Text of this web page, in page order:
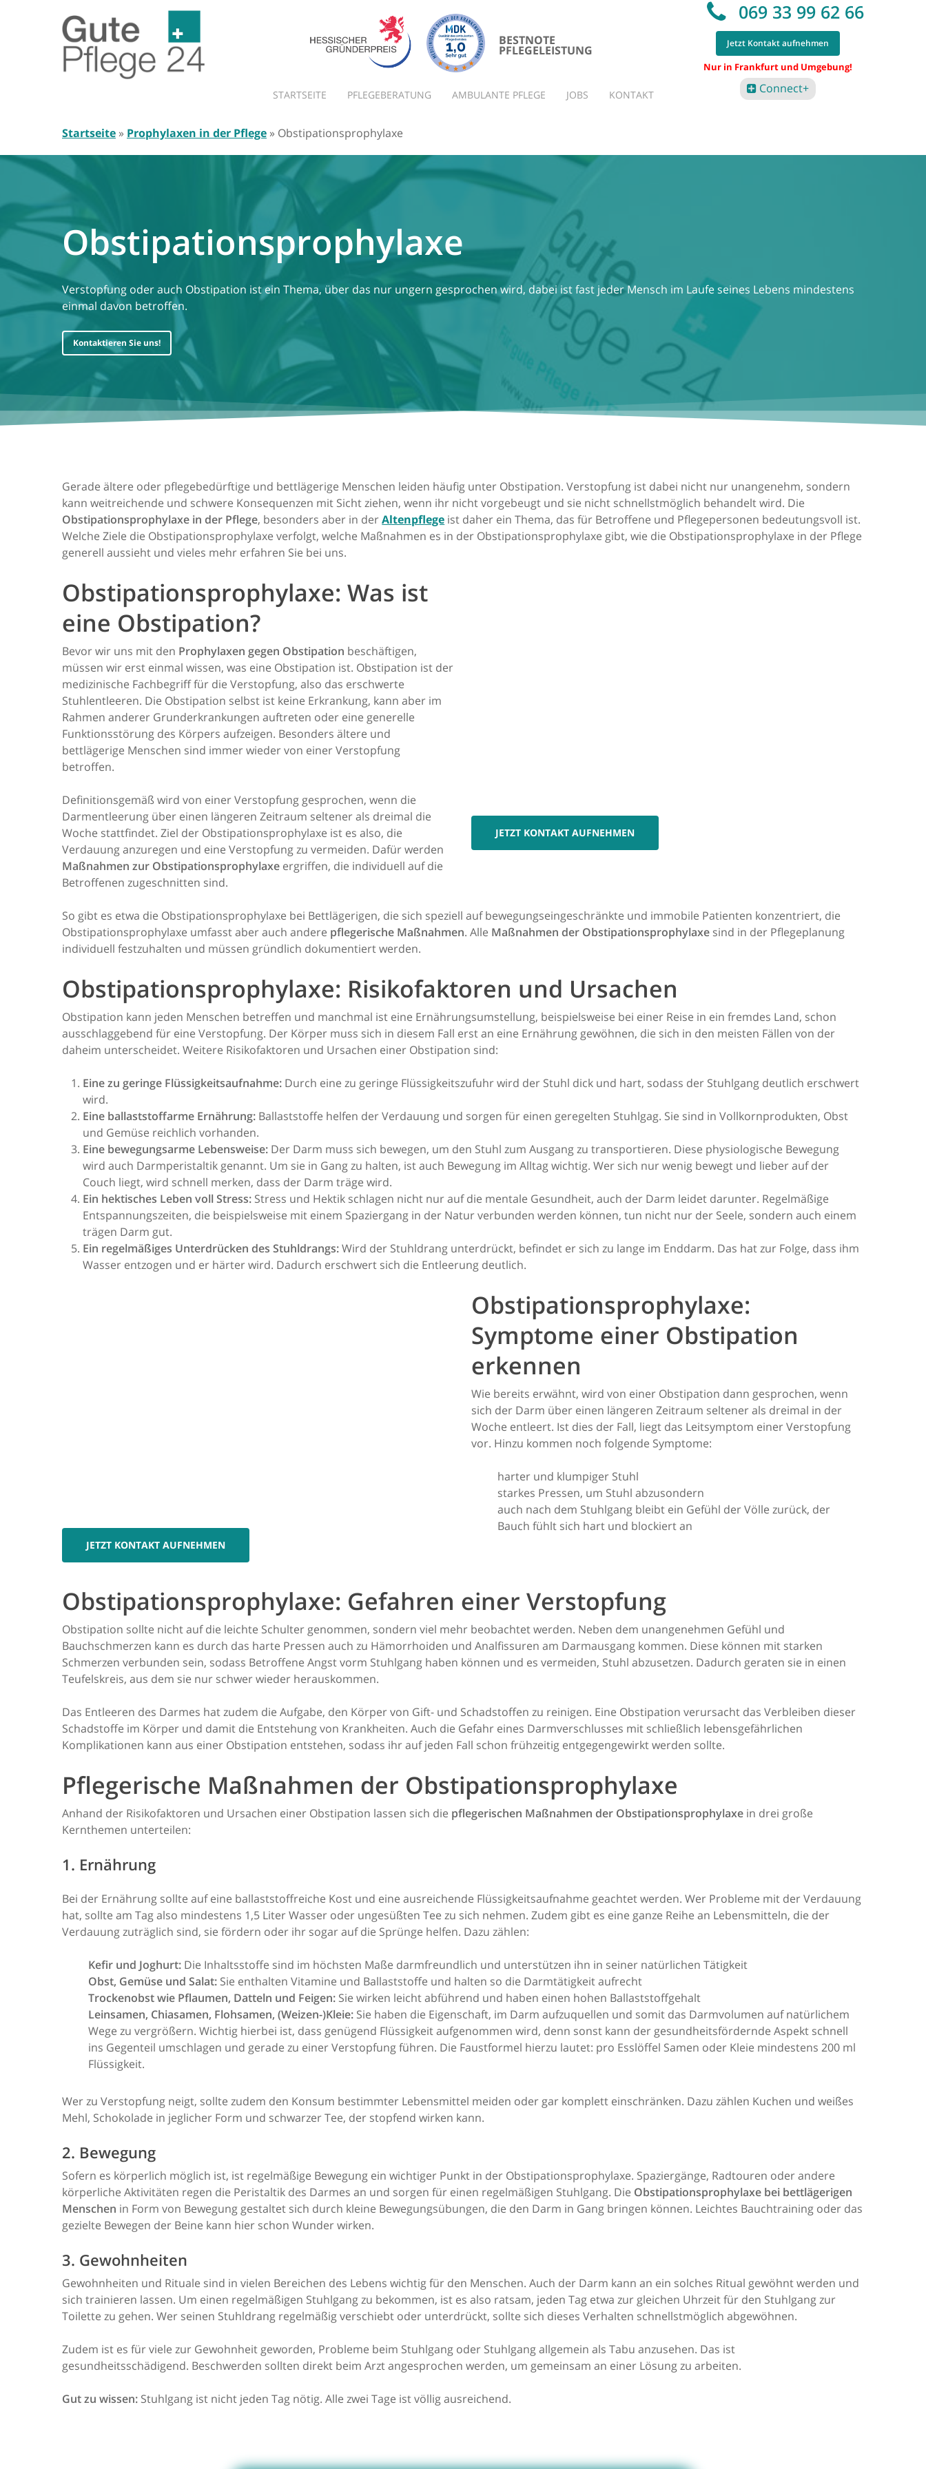
BESTNOTE
PFLEGELEISTUNG
069 33 99 62 66
Jetzt Kontakt aufnehmen
Nur in Frankfurt und Umgebung!
Connect+
STARTSEITE PFLEGEBERATUNG AMBULANTE PFLEGE JOBS KONTAKT
Startseite » Prophylaxen in der Pflege » Obstipationsprophylaxe
Obstipationsprophylaxe
Verstopfung oder auch Obstipation ist ein Thema, über das nur ungern gesprochen wird, dabei ist fast jeder Mensch im Laufe seines Lebens mindestens
einmal davon betroffen.
Kontaktieren Sie uns!
Gerade ältere oder pflegebedürftige und bettlägerige Menschen leiden häufig unter Obstipation. Verstopfung ist dabei nicht nur unangenehm, sondern
kann weitreichende und schwere Konsequenzen mit Sicht ziehen, wenn ihr nicht vorgebeugt und sie nicht schnellstmöglich behandelt wird. Die
Obstipationsprophylaxe in der Pflege, besonders aber in derAltenpflege ist daher ein Thema, das für Betroffene und Pflegepersonen bedeutungsvoll ist.
Welche Ziele die Obstipationsprophylaxe verfolgt, welche Maßnahmen es in der Obstipationsprophylaxe gibt, wie die Obstipationsprophylaxe in der Pflege
generell aussieht und vieles mehr erfahren Sie bei uns.
Obstipationsprophylaxe: Was ist
eine Obstipation?
Bevor wir uns mit den Prophylaxen gegen Obstipation beschäftigen,
müssen wir erst einmal wissen, was eine Obstipation ist. Obstipation ist der
medizinische Fachbegriff für die Verstopfung, also das erschwerte
Stuhlentleeren. Die Obstipation selbst ist keine Erkrankung, kann aber im
Rahmen anderer Grunderkrankungen auftreten oder eine generelle
Funktionsstörung des Körpers aufzeigen. Besonders ältere und
bettlägerige Menschen sind immer wieder von einer Verstopfung
betroffen.
Definitionsgemäß wird von einer Verstopfung gesprochen, wenn die
Darmentleerung über einen längeren Zeitraum seltener als dreimal die
Woche stattfindet. Ziel der Obstipationsprophylaxe ist es also, die
Verdauung anzuregen und eine Verstopfung zu vermeiden. Dafür werden
Maßnahmen zur Obstipationsprophylaxe ergriffen, die individuell auf die
Betroffenen zugeschnitten sind.
JETZT KONTAKT AUFNEHMEN
So gibt es etwa die Obstipationsprophylaxe bei Bettlägerigen, die sich speziell auf bewegungseingeschränkte und immobile Patienten konzentriert, die
Obstipationsprophylaxe umfasst aber auch andere pflegerische Maßnahmen. Alle Maßnahmen der Obstipationsprophylaxe sind in der Pflegeplanung
individuell festzuhalten und müssen gründlich dokumentiert werden.
Obstipationsprophylaxe: Risikofaktoren und Ursachen
Obstipation kann jeden Menschen betreffen und manchmal ist eine Ernährungsumstellung, beispielsweise bei einer Reise in ein fremdes Land, schon
ausschlaggebend für eine Verstopfung. Der Körper muss sich in diesem Fall erst an eine Ernährung gewöhnen, die sich in den meisten Fällen von der
daheim unterscheidet. Weitere Risikofaktoren und Ursachen einer Obstipation sind:
Eine zu geringe Flüssigkeitsaufnahme: Durch eine zu geringe Flüssigkeitszufuhr wird der Stuhl dick und hart, sodass der Stuhlgang deutlich erschwert
wird.
Eine ballaststoffarme Ernährung: Ballaststoffe helfen der Verdauung und sorgen für einen geregelten Stuhlgag. Sie sind in Vollkornprodukten, Obst
und Gemüse reichlich vorhanden.
Eine bewegungsarme Lebensweise: Der Darm muss sich bewegen, um den Stuhl zum Ausgang zu transportieren. Diese physiologische Bewegung
wird auch Darmperistaltik genannt. Um sie in Gang zu halten, ist auch Bewegung im Alltag wichtig. Wer sich nur wenig bewegt und lieber auf der
Couch liegt, wird schnell merken, dass der Darm träge wird.
Ein hektisches Leben voll Stress: Stress und Hektik schlagen nicht nur auf die mentale Gesundheit, auch der Darm leidet darunter. Regelmäßige
Entspannungszeiten, die beispielsweise mit einem Spaziergang in der Natur verbunden werden können, tun nicht nur der Seele, sondern auch einem
trägen Darm gut.
Ein regelmäßiges Unterdrücken des Stuhldrangs:Wird der Stuhldrang unterdrückt, befindet er sich zu lange im Enddarm. Das hat zur Folge, dass ihm
Wasser entzogen und er härter wird. Dadurch erschwert sich die Entleerung deutlich.
JETZT KONTAKT AUFNEHMEN
Obstipationsprophylaxe:
Symptome einer Obstipation
erkennen
Wie bereits erwähnt, wird von einer Obstipation dann gesprochen, wenn
sich der Darm über einen längeren Zeitraum seltener als dreimal in der
Woche entleert. Ist dies der Fall, liegt das Leitsymptom einer Verstopfung
vor. Hinzu kommen noch folgende Symptome:
harter und klumpiger Stuhl
starkes Pressen, um Stuhl abzusondern
auch nach dem Stuhlgang bleibt ein Gefühl der Völle zurück, der
Bauch fühlt sich hart und blockiert an
Obstipationsprophylaxe: Gefahren einer Verstopfung
Obstipation sollte nicht auf die leichte Schulter genommen, sondern viel mehr beobachtet werden. Neben dem unangenehmen Gefühl und
Bauchschmerzen kann es durch das harte Pressen auch zu Hämorrhoiden und Analfissuren am Darmausgang kommen. Diese können mit starken
Schmerzen verbunden sein, sodass Betroffene Angst vorm Stuhlgang haben können und es vermeiden, Stuhl abzusetzen. Dadurch geraten sie in einen
Teufelskreis, aus dem sie nur schwer wieder herauskommen.
Das Entleeren des Darmes hat zudem die Aufgabe, den Körper von Gift- und Schadstoffen zu reinigen. Eine Obstipation verursacht das Verbleiben dieser
Schadstoffe im Körper und damit die Entstehung von Krankheiten. Auch die Gefahr eines Darmverschlusses mit schließlich lebensgefährlichen
Komplikationen kann aus einer Obstipation entstehen, sodass ihr auf jeden Fall schon frühzeitig entgegengewirkt werden sollte.
Pflegerische Maßnahmen der Obstipationsprophylaxe
Anhand der Risikofaktoren und Ursachen einer Obstipation lassen sich die pflegerischen Maßnahmen der Obstipationsprophylaxe in drei große
Kernthemen unterteilen:
1. Ernährung
Bei der Ernährung sollte auf eine ballaststoffreiche Kost und eine ausreichende Flüssigkeitsaufnahme geachtet werden. Wer Probleme mit der Verdauung
hat, sollte am Tag also mindestens 1,5 Liter Wasser oder ungesüßten Tee zu sich nehmen. Zudem gibt es eine ganze Reihe an Lebensmitteln, die der
Verdauung zuträglich sind, sie fördern oder ihr sogar auf die Sprünge helfen. Dazu zählen:
Kefir und Joghurt: Die Inhaltsstoffe sind im höchsten Maße darmfreundlich und unterstützen ihn in seiner natürlichen Tätigkeit
Obst, Gemüse und Salat: Sie enthalten Vitamine und Ballaststoffe und halten so die Darmtätigkeit aufrecht
Trockenobst wie Pflaumen, Datteln und Feigen: Sie wirken leicht abführend und haben einen hohen Ballaststoffgehalt
Leinsamen, Chiasamen, Flohsamen, (Weizen-)Kleie: Sie haben die Eigenschaft, im Darm aufzuquellen und somit das Darmvolumen auf natürlichem
Wege zu vergrößern. Wichtig hierbei ist, dass genügend Flüssigkeit aufgenommen wird, denn sonst kann der gesundheitsfördernde Aspekt schnell
ins Gegenteil umschlagen und gerade zu einer Verstopfung führen. Die Faustformel hierzu lautet: pro Esslöffel Samen oder Kleie mindestens 200 ml
Flüssigkeit.
Wer zu Verstopfung neigt, sollte zudem den Konsum bestimmter Lebensmittel meiden oder gar komplett einschränken. Dazu zählen Kuchen und weißes
Mehl, Schokolade in jeglicher Form und schwarzer Tee, der stopfend wirken kann.
2. Bewegung
Sofern es körperlich möglich ist, ist regelmäßige Bewegung ein wichtiger Punkt in der Obstipationsprophylaxe. Spaziergänge, Radtouren oder andere
körperliche Aktivitäten regen die Peristaltik des Darmes an und sorgen für einen regelmäßigen Stuhlgang. Die Obstipationsprophylaxe bei bettlägerigen
Menschen in Form von Bewegung gestaltet sich durch kleine Bewegungsübungen, die den Darm in Gang bringen können. Leichtes Bauchtraining oder das
gezielte Bewegen der Beine kann hier schon Wunder wirken.
3. Gewohnheiten
Gewohnheiten und Rituale sind in vielen Bereichen des Lebens wichtig für den Menschen. Auch der Darm kann an ein solches Ritual gewöhnt werden und
sich trainieren lassen. Um einen regelmäßigen Stuhlgang zu bekommen, ist es also ratsam, jeden Tag etwa zur gleichen Uhrzeit für den Stuhlgang zur
Toilette zu gehen. Wer seinen Stuhldrang regelmäßig verschiebt oder unterdrückt, sollte sich dieses Verhalten schnellstmöglich abgewöhnen.
Zudem ist es für viele zur Gewohnheit geworden, Probleme beim Stuhlgang oder Stuhlgang allgemein als Tabu anzusehen. Das ist
gesundheitsschädigend. Beschwerden sollten direkt beim Arzt angesprochen werden, um gemeinsam an einer Lösung zu arbeiten.
Gut zu wissen: Stuhlgang ist nicht jeden Tag nötig. Alle zwei Tage ist völlig ausreichend.